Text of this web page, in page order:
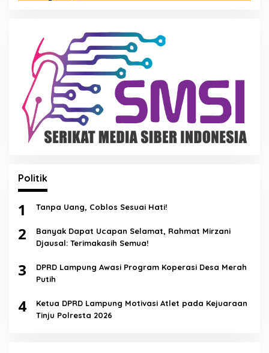
Politik
1 Tanpa Uang, Coblos Sesuai Hati!
2
Banyak Dapat Ucapan Selamat, Rahmat Mirzani
Djausal: Terimakasih Semua!
3
DPRD Lampung Awasi Program Koperasi Desa Merah
Putih
4
Ketua DPRD Lampung Motivasi Atlet pada Kejuaraan
Tinju Polresta 2026